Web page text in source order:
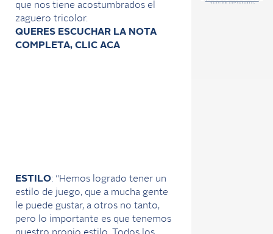
que nos tiene acostumbrados el
zaguero tricolor.
QUERES ESCUCHAR LA NOTA
COMPLETA, CLIC ACA
ESTILO: “Hemos logrado tener un
estilo de juego, que a mucha gente
le puede gustar, a otros no tanto,
pero lo importante es que tenemos